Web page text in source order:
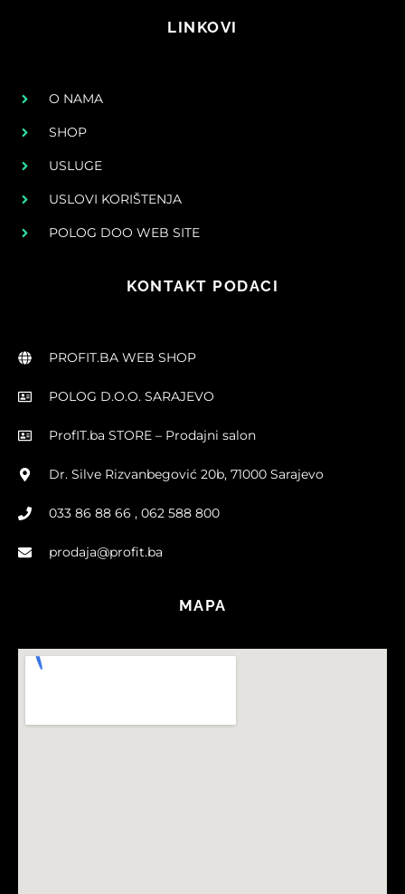
LINKOVI
O NAMA
SHOP
USLUGE
USLOVI KORIŠTENJA
POLOG DOO WEB SITE
KONTAKT PODACI
PROFIT.BA WEB SHOP
POLOG D.O.O. SARAJEVO
ProfIT.ba STORE – Prodajni salon
Dr. Silve Rizvanbegović 20b, 71000 Sarajevo
033 86 88 66 , 062 588 800
prodaja@profit.ba
MAPA